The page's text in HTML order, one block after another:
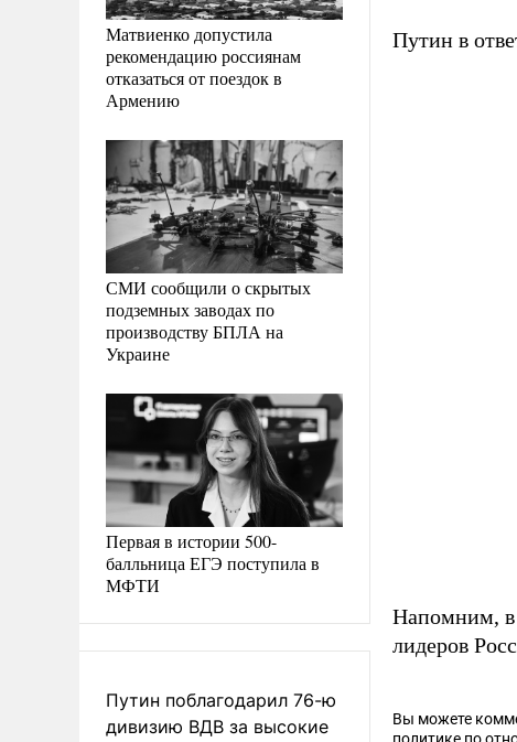
Матвиенко допустила
рекомендацию россиянам
отказаться от поездок в
Армению
СМИ сообщили о скрытых
подземных заводах по
производству БПЛА на
Украине
Первая в истории 500-
балльница ЕГЭ поступила в
МФТИ
Путин поблагодарил 76-ю
дивизию ВДВ за высокие
Путин в
Напомним, в
лидеров
Вы можете